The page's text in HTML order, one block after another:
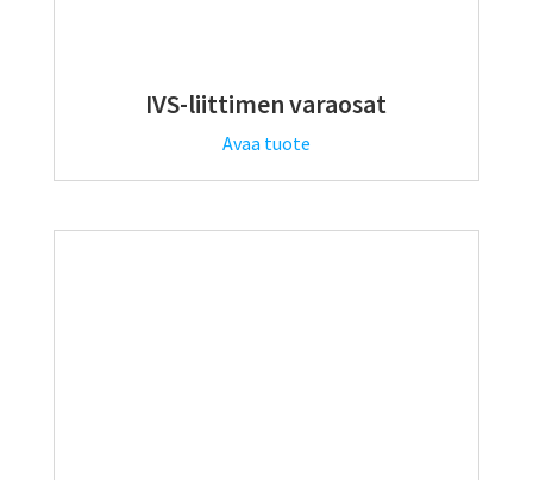
IVS-liittimen varaosat
Avaa tuote